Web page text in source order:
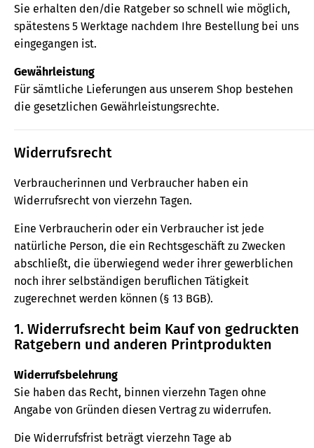
Sie erhalten den/die Ratgeber so schnell wie möglich,
spätestens 5 Werktage nachdem Ihre Bestellung bei uns
eingegangen ist.
Gewährleistung
Für sämtliche Lieferungen aus unserem Shop bestehen
die gesetzlichen Gewährleistungsrechte.
Widerrufsrecht
Verbraucherinnen und Verbraucher haben ein
Widerrufsrecht von vierzehn Tagen.
Eine Verbraucherin oder ein Verbraucher ist jede
natürliche Person, die ein Rechtsgeschäft zu Zwecken
abschließt, die überwiegend weder ihrer gewerblichen
noch ihrer selbständigen beruflichen Tätigkeit
zugerechnet werden können (§ 13 BGB).
1. Widerrufsrecht beim Kauf von gedruckten
Ratgebern und anderen Printprodukten
Widerrufsbelehrung
Sie haben das Recht, binnen vierzehn Tagen ohne
Angabe von Gründen diesen Vertrag zu widerrufen.
Die Widerrufsfrist beträgt vierzehn Tage ab